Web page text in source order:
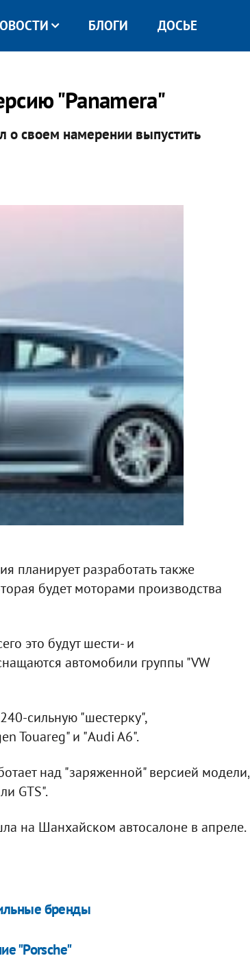
БЛОГИ ДОСЬЕ
"Panamera"
о своем намерении выпустить
планирует разработать также
будет моторами производства
это будут шести- и
автомобили группы "VW
сильную "шестерку",
Touareg" и "Audi A6".
над "заряженной" версией модели,
GTS".
на Шанхайском автосалоне в апреле.
бренды
"Porsche"